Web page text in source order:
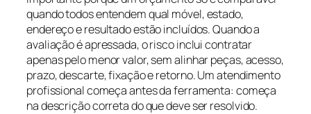
quando todos entendem qual móvel, estado,
endereço e resultado estão incluídos. Quando a
avaliação é apressada, o risco inclui contratar
apenas pelo menor valor, sem alinhar peças, acesso,
prazo, descarte, fixação e retorno. Um atendimento
profissional começa antes da ferramenta: começa
na descrição correta do que deve ser resolvido.